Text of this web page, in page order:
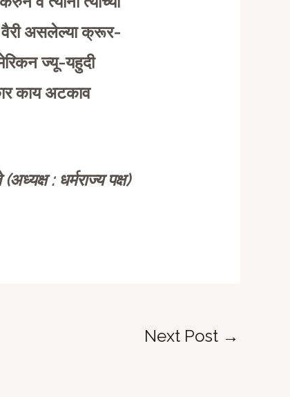
वैरी असलेल्या क्रूर-
ज्यू-यहुदी
काय अटकाव
: धर्मराज्य पक्ष)
Next Post →